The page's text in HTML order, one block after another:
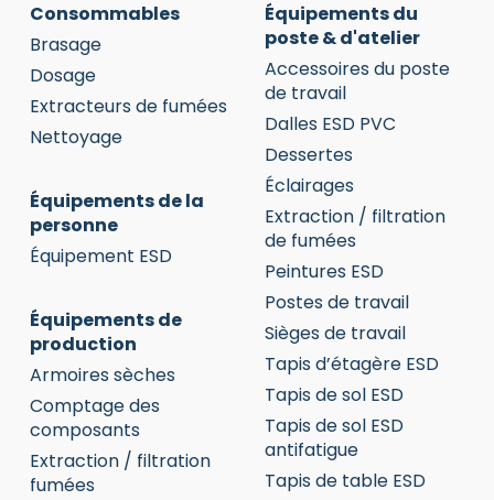
Consommables
Brasage
Dosage
Extracteurs de fumées
Nettoyage
Équipements de la
personne
Équipement ESD
Équipements de
production
Armoires sèches
Comptage des
composants
Extraction / filtration
fumées
Équipements du
poste & d'atelier
Accessoires du poste
de travail
Dalles ESD PVC
Dessertes
Éclairages
Extraction / filtration
de fumées
Peintures ESD
Postes de travail
Sièges de travail
Tapis d’étagère ESD
Tapis de sol ESD
Tapis de sol ESD
antifatigue
Tapis de table ESD